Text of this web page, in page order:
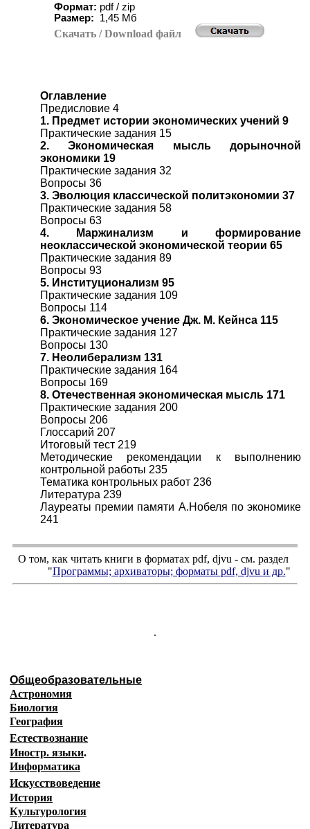
Формат: pdf / zip
Размер:
1,45 Мб
Скачать / Download файл
Оглавление
Предисловие 4
1. Предмет истории экономических учений 9
Практические задания 15
2. Экономическая мысль дорыночной
экономики 19
Практические задания 32
Вопросы 36
3. Эволюция классической политэкономии 37
Практические задания 58
Вопросы 63
4. Маржинализм и формирование
неоклассической экономической теории 65
Практические задания 89
Вопросы 93
5. Институционализм 95
Практические задания 109
Вопросы 114
6. Экономическое учение Дж. М. Кейнса 115
Практические задания 127
Вопросы 130
7. Неолиберализм 131
Практические задания 164
Вопросы 169
8. Отечественная экономическая мысль 171
Практические задания 200
Вопросы 206
Глоссарий 207
Итоговый тест 219
Методические рекомендации к выполнению
контрольной работы 235
Тематика контрольных работ 236
Литература 239
Лауреаты премии памяти А.Нобеля по экономике
241
О том, как читать книги в форматах pdf, djvu - см. раздел
"Программы; архиваторы; форматы pdf, djvu и др."
.
Общеобразовательные
Астрономия
Биология
География
Естествознание
Иностр. языки.
Информатика
Искусствоведение
История
Культурология
Литература